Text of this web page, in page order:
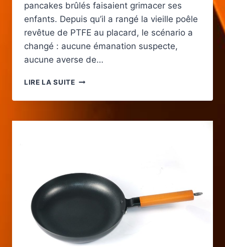
pancakes brûlés faisaient grimacer ses
enfants. Depuis qu’il a rangé la vieille poêle
revêtue de PTFE au placard, le scénario a
changé : aucune émanation suspecte,
aucune averse de…
LIRE LA SUITEPOÊLE
SANS
:
CONSEILS
D’ENTRETIEN